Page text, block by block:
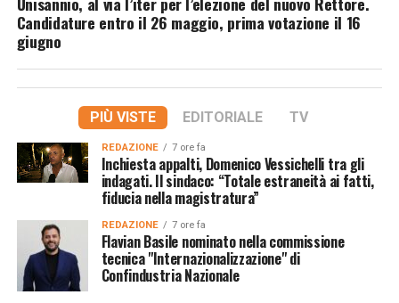
Candidature entro il 26 maggio, prima votazione il 16
giugno
PIÙ VISTE EDITORIALE TV
REDAZIONE 7 ore fa
Inchiesta appalti, Domenico Vessichelli tra gli
indagati. Il sindaco: “Totale estraneità ai fatti,
fiducia nella magistratura”
REDAZIONE 7 ore fa
Flavian Basile nominato nella commissione
tecnica "Internazionalizzazione" di
Confindustria Nazionale